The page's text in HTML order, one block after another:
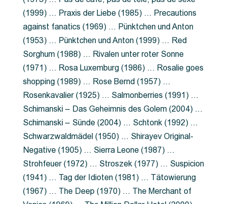
(1999) … Praxis der Liebe (1985) … Precautions
against fanatics (1969) … Pünktchen und Anton
(1953) … Pünktchen und Anton (1999) … Red
Sorghum (1988) … Rivalen unter roter Sonne
(1971) … Rosa Luxemburg (1986) … Rosalie goes
shopping (1989) … Rose Bernd (1957) …
Rosenkavalier (1925) … Salmonberries (1991) …
Schimanski – Das Geheimnis des Golem (2004) …
Schimanski – Sünde (2004) … Schtonk (1992) …
Schwarzwaldmädel (1950) … Shirayev Original-
Negative (1905) … Sierra Leone (1987) …
Strohfeuer (1972) … Stroszek (1977) … Suspicion
(1941) … Tag der Idioten (1981) … Tätowierung
(1967) … The Deep (1970) … The Merchant of